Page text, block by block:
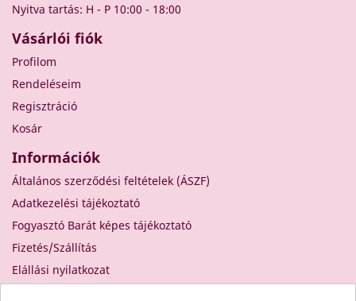
Nyitva tartás: H - P 10:00 - 18:00
Vásárlói fiók
Profilom
Rendeléseim
Regisztráció
Kosár
Információk
Általános szerződési feltételek (ÁSZF)
Adatkezelési tájékoztató
Fogyasztó Barát képes tájékoztató
Fizetés/Szállítás
Elállási nyilatkozat